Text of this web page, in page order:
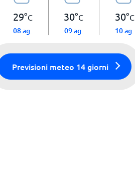
29°C
08 ag.
30°C
09 ag.
30°C
10 ag.
Previsioni meteo 14 giorni